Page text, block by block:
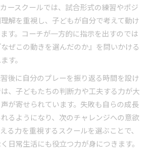
ースクールでは、試合形式の練習やポジ
解を重視し、子どもが自分で考えて動け
す。コーチが一方的に指示を出すのでは
ぜこの動きを選んだのか』を問いかける
す。
後に自分のプレーを振り返る時間を設け
、子どもたちの判断力や工夫する力が大
が寄せられています。失敗も自らの成長
るようになり、次のチャレンジへの意欲
る力を重視するスクールを選ぶことで、
日常生活にも役立つ力が身につきます。